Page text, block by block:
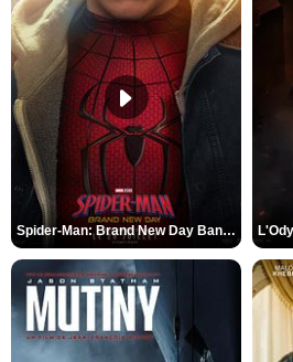
Spider-Man: Brand New Day Bande-annonce VO STFR